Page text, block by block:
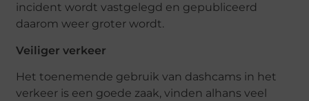
incident wordt vastgelegd en gepubliceerd
daarom weer groter wordt.
Veiliger verkeer
Het toenemende gebruik van dashcams in het
verkeer is een goede zaak, vinden alhans veel